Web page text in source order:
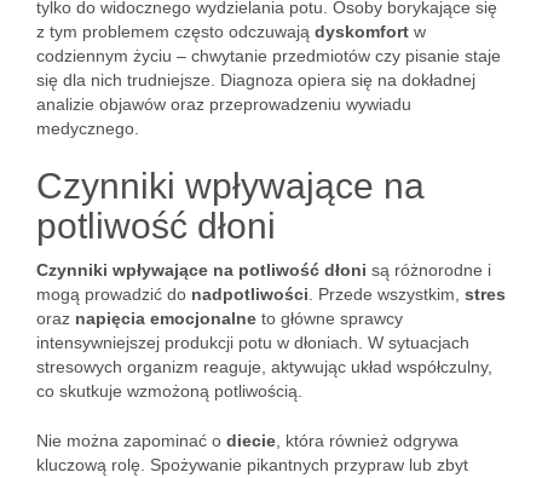
tylko do widocznego wydzielania potu. Osoby borykające się
z tym problemem często odczuwają dyskomfort w
codziennym życiu – chwytanie przedmiotów czy pisanie staje
się dla nich trudniejsze. Diagnoza opiera się na dokładnej
analizie objawów oraz przeprowadzeniu wywiadu
medycznego.
Czynniki wpływające na
potliwość dłoni
Czynniki wpływające na potliwość dłoni są różnorodne i
mogą prowadzić do nadpotliwości . Przede wszystkim, stres
oraz napięcia emocjonalne to główne sprawcy
intensywniejszej produkcji potu w dłoniach. W sytuacjach
stresowych organizm reaguje, aktywując układ współczulny,
co skutkuje wzmożoną potliwością.
Nie można zapominać o diecie , która również odgrywa
kluczową rolę. Spożywanie pikantnych przypraw lub zbyt